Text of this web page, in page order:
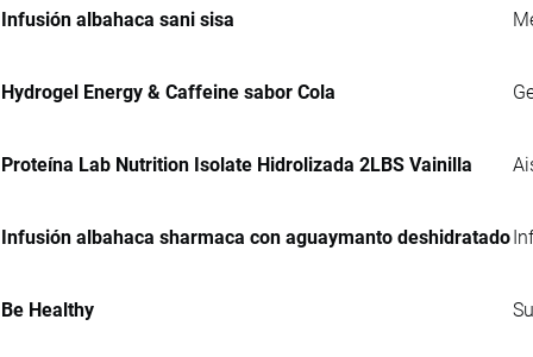
Infusión albahaca sani sisa
Hydrogel Energy & Caffeine sabor Cola
Proteína Lab Nutrition Isolate Hidrolizada 2LBS Vainilla
Infusión albahaca sharmaca con aguaymanto deshidratado
Be Healthy